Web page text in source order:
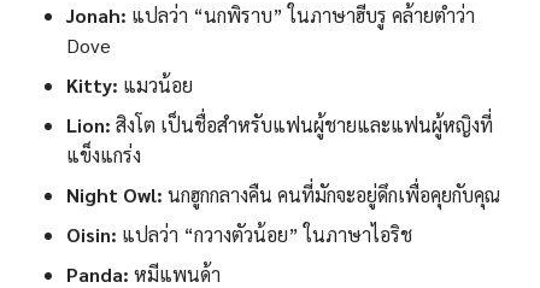
Jonah: แปลว่า “นกพิราบ” ในภาษาฮีบรู คล้ายตำว่า
Dove
Kitty: แมวน้อย
Lion: สิงโต เป็นชื่อสำหรับแฟนผู้ชายและแฟนผู้หญิงที่
แข็งแกร่ง
Night Owl: นกฮูกกลางคืน คนที่มักจะอยู่ดึกเพื่อคุยกับคุณ
Oisin: แปลว่า “กวางตัวน้อย” ในภาษาไอริช
Panda: หมีแพนด้า